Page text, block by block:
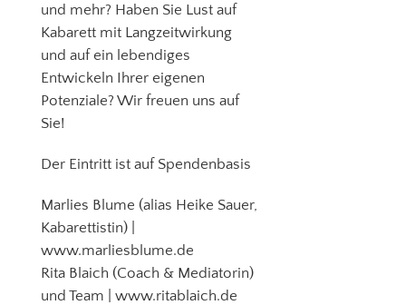
und mehr? Haben Sie Lust auf
Kabarett mit Langzeitwirkung
und auf ein lebendiges
Entwickeln Ihrer eigenen
Potenziale? Wir freuen uns auf
Sie!
Der Eintritt ist auf Spendenbasis
Marlies Blume (alias Heike Sauer,
Kabarettistin) |
www.marliesblume.de
Rita Blaich (Coach & Mediatorin)
und Team | www.ritablaich.de